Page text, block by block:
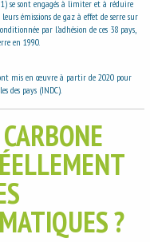
se sont engagés à limiter et à réduire
émissions de gaz à effet de serre sur
par l’adhésion de ces 38 pays,
en 1990.
mis en œuvre à partir de 2020 pour
des pays (INDC).
?